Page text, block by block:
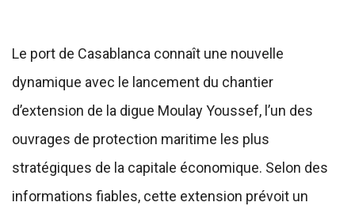
Le port de Casablanca connaît une nouvelle
dynamique avec le lancement du chantier
d’extension de la digue Moulay Youssef, l’un des
ouvrages de protection maritime les plus
stratégiques de la capitale économique. Selon des
informations fiables, cette extension prévoit un